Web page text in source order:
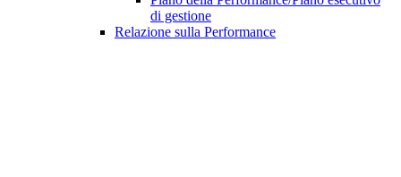
di gestione
Relazione sulla Performance